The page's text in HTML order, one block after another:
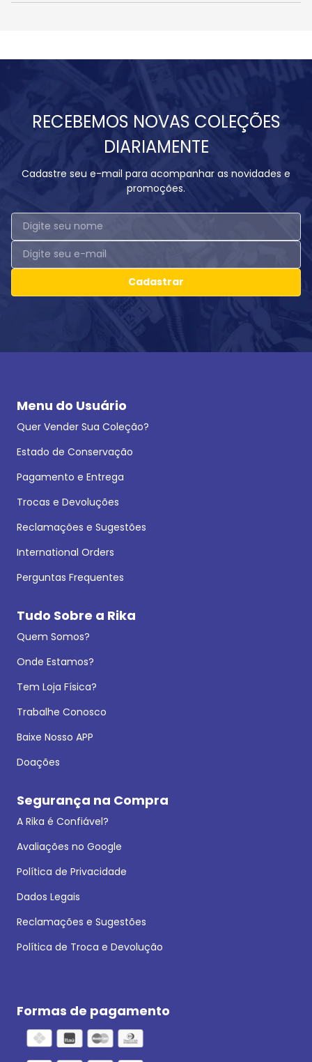
RECEBEMOS NOVAS COLEÇÕES
DIARIAMENTE
Cadastre seu e-mail para acompanhar as novidades e
promoções.
Cadastrar
Menu do Usuário
Quer Vender Sua Coleção?
Estado de Conservação
Pagamento e Entrega
Trocas e Devoluções
Reclamações e Sugestões
International Orders
Perguntas Frequentes
Tudo Sobre a Rika
Quem Somos?
Onde Estamos?
Tem Loja Física?
Trabalhe Conosco
Baixe Nosso APP
Doações
Segurança na Compra
A Rika é Confiável?
Avaliações no Google
Política de Privacidade
Dados Legais
Reclamações e Sugestões
Política de Troca e Devolução
Formas de pagamento